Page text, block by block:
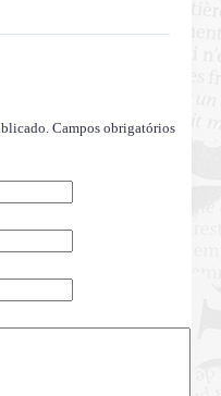
Campos obrigatórios